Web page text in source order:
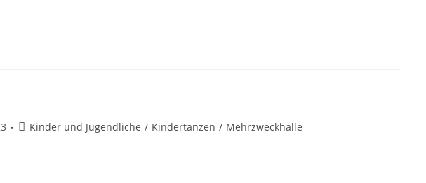
Kinder und Jugendliche / Kindertanzen / Mehrzweckhalle